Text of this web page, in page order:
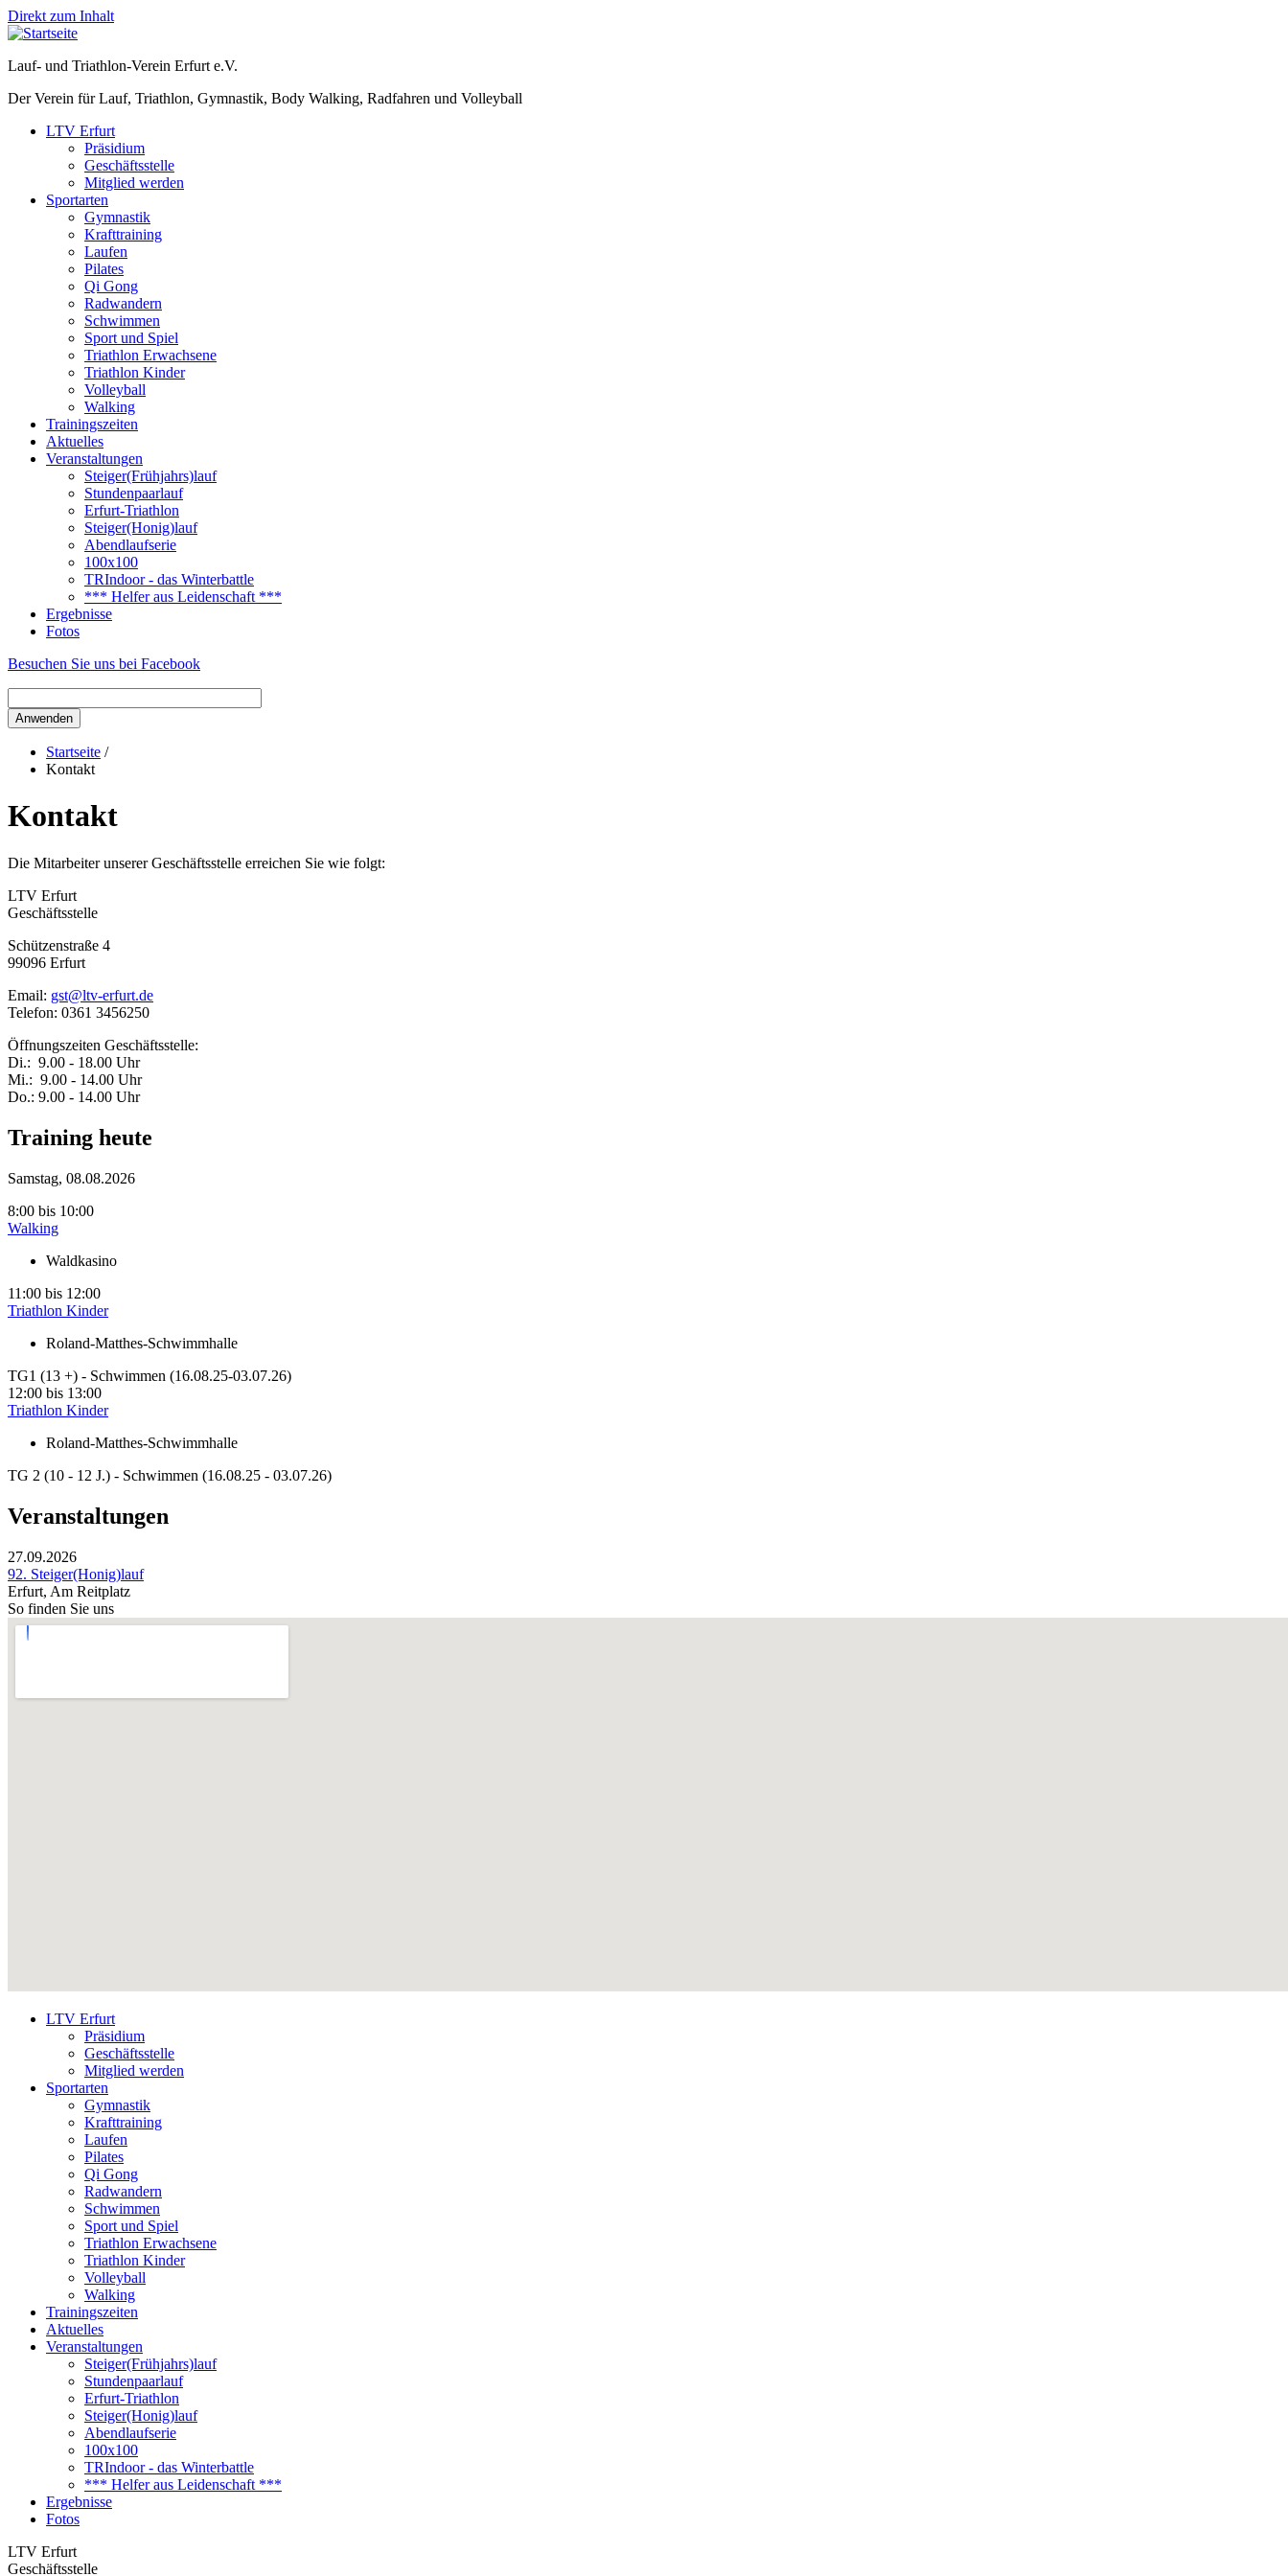
Direkt zum Inhalt
Lauf- und Triathlon-Verein Erfurt e.V.
Der Verein für Lauf, Triathlon, Gymnastik, Body Walking, Radfahren und Volleyball
LTV Erfurt
Präsidium
Geschäftsstelle
Mitglied werden
Sportarten
Gymnastik
Krafttraining
Laufen
Pilates
Qi Gong
Radwandern
Schwimmen
Sport und Spiel
Triathlon Erwachsene
Triathlon Kinder
Volleyball
Walking
Trainingszeiten
Aktuelles
Veranstaltungen
Steiger(Frühjahrs)lauf
Stundenpaarlauf
Erfurt-Triathlon
Steiger(Honig)lauf
Abendlaufserie
100x100
TRIndoor - das Winterbattle
*** Helfer aus Leidenschaft ***
Ergebnisse
Fotos
Besuchen Sie uns bei Facebook
Startseite /
Kontakt
Kontakt
Die Mitarbeiter unserer Geschäftsstelle erreichen Sie wie folgt:
LTV Erfurt
Geschäftsstelle
Schützenstraße 4
99096 Erfurt
Email: gst@ltv-erfurt.de
Telefon: 0361 3456250
Öffnungszeiten Geschäftsstelle:
Di.: 9.00 - 18.00 Uhr
Mi.: 9.00 - 14.00 Uhr
Do.: 9.00 - 14.00 Uhr
Training heute
Samstag, 08.08.2026
8:00 bis 10:00
Walking
Waldkasino
11:00 bis 12:00
Triathlon Kinder
Roland-Matthes-Schwimmhalle
TG1 (13 +) - Schwimmen (16.08.25-03.07.26)
12:00 bis 13:00
Triathlon Kinder
Roland-Matthes-Schwimmhalle
TG 2 (10 - 12 J.) - Schwimmen (16.08.25 - 03.07.26)
Veranstaltungen
27.09.2026
92. Steiger(Honig)lauf
Erfurt, Am Reitplatz
So finden Sie uns
LTV Erfurt
Präsidium
Geschäftsstelle
Mitglied werden
Sportarten
Gymnastik
Krafttraining
Laufen
Pilates
Qi Gong
Radwandern
Schwimmen
Sport und Spiel
Triathlon Erwachsene
Triathlon Kinder
Volleyball
Walking
Trainingszeiten
Aktuelles
Veranstaltungen
Steiger(Frühjahrs)lauf
Stundenpaarlauf
Erfurt-Triathlon
Steiger(Honig)lauf
Abendlaufserie
100x100
TRIndoor - das Winterbattle
*** Helfer aus Leidenschaft ***
Ergebnisse
Fotos
LTV Erfurt
Geschäftsstelle